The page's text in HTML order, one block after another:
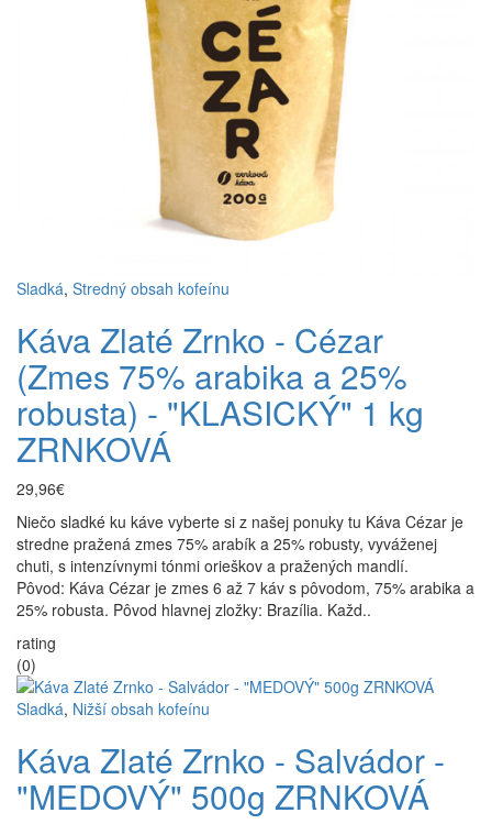
Sladká, Stredný obsah kofeínu
Káva Zlaté Zrnko - Cézar
(Zmes 75% arabika a 25%
robusta) - "KLASICKÝ" 1 kg
ZRNKOVÁ
29,96€
Niečo sladké ku káve vyberte si z našej ponuky tu Káva Cézar je
stredne pražená zmes 75% arabík a 25% robusty, vyváženej
chuti, s intenzívnymi tónmi orieškov a pražených mandlí.
Pôvod: Káva Cézar je zmes 6 až 7 káv s pôvodom, 75% arabika a
25% robusta. Pôvod hlavnej zložky: Brazília. Každ..
rating
(0)
Sladká, Nižší obsah kofeínu
Káva Zlaté Zrnko - Salvádor -
"MEDOVÝ" 500g ZRNKOVÁ